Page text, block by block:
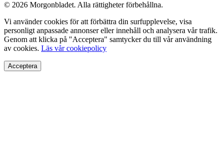
© 2026 Morgonbladet. Alla rättigheter förbehållna.
Vi använder cookies för att förbättra din surfupplevelse, visa
personligt anpassade annonser eller innehåll och analysera vår trafik.
Genom att klicka på "Acceptera" samtycker du till vår användning
av cookies. Läs vår cookiepolicy
Acceptera